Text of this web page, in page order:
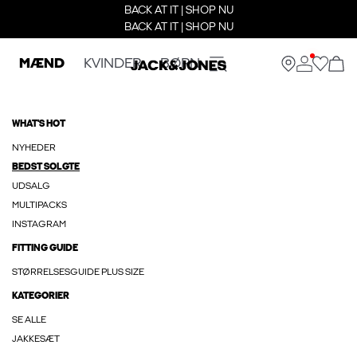
BACK AT IT | SHOP NU
BACK AT IT | SHOP NU
MÆND KVINDER BØRN
WHAT'S HOT
NYHEDER
BEDST SOLGTE
UDSALG
MULTIPACKS
INSTAGRAM
FITTING GUIDE
STØRRELSESGUIDE PLUS SIZE
KATEGORIER
SE ALLE
JAKKESÆT